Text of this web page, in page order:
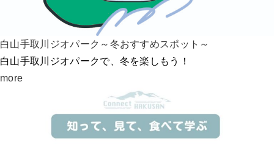
白山手取川ジオパーク～冬おすすめスポット～
白山手取川ジオパークで、冬を楽しもう！
more